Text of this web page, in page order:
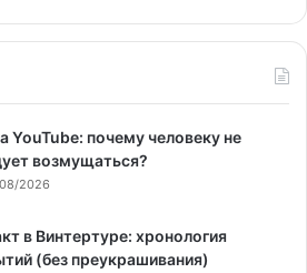
YouTube: почему человеку не
возмущаться?
2026
в Винтертуре: хронология
(без преукрашивания)